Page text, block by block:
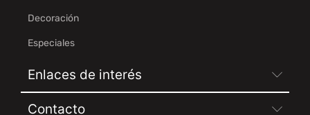
Decoración
Especiales
Enlaces de interés
Contacto